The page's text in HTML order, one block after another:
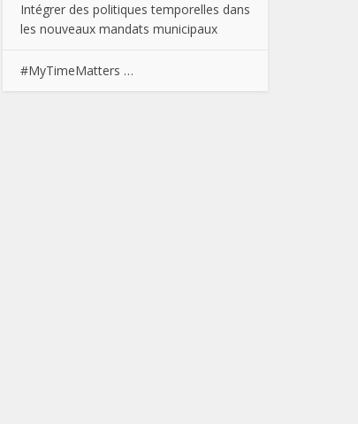
Intégrer des politiques temporelles dans
les nouveaux mandats municipaux
#MyTimeMatters …